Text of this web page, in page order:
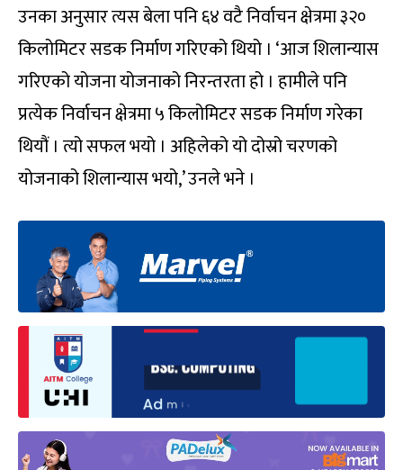
उनका अनुसार त्यस बेला पनि ६४ वटै निर्वाचन क्षेत्रमा ३२०
किलोमिटर सडक निर्माण गरिएको थियो । ‘आज शिलान्यास
गरिएको योजना योजनाको निरन्तरता हो । हामीले पनि
प्रत्येक निर्वाचन क्षेत्रमा ५ किलोमिटर सडक निर्माण गरेका
थियौं । त्यो सफल भयो । अहिलेको यो दोस्रो चरणको
योजनाको शिलान्यास भयो,’ उनले भने ।